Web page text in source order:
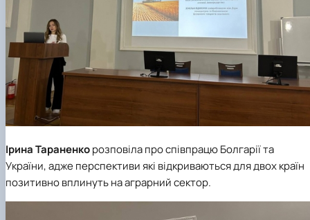
Ірина Тараненкорозповіла про співпрацю Болгарії та
України, адже перспективи які відкриваються для двох країн
позитивно вплинуть на аграрний сектор.